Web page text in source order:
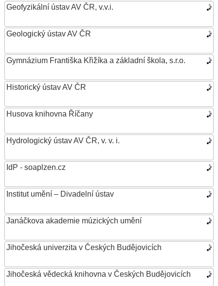
Geofyzikální ústav AV ČR, v.v.i.
Geologický ústav AV ČR
Gymnázium Františka Křižíka a základní škola, s.r.o.
Historický ústav AV ČR
Husova knihovna Říčany
Hydrologický ústav AV ČR, v. v. i.
IdP - soaplzen.cz
Institut umění – Divadelní ústav
Janáčkova akademie múzických umění
Jihočeská univerzita v Českých Budějovicích
Jihočeská vědecká knihovna v Českých Budějovicích